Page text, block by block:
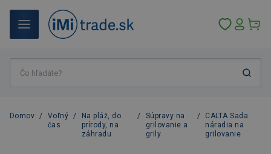
Domov /
Voľný
čas
/
Na pláž, do
prírody, na
záhradu
/
Súpravy na
grilovanie a
grily
/
CALTA Sada
náradia na
grilovanie